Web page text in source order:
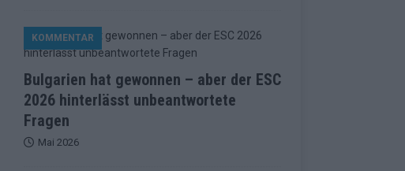
Bulgarien hat gewonnen – aber der ESC
2026 hinterlässt unbeantwortete
Fragen
KOMMENTAR
Mai 2026